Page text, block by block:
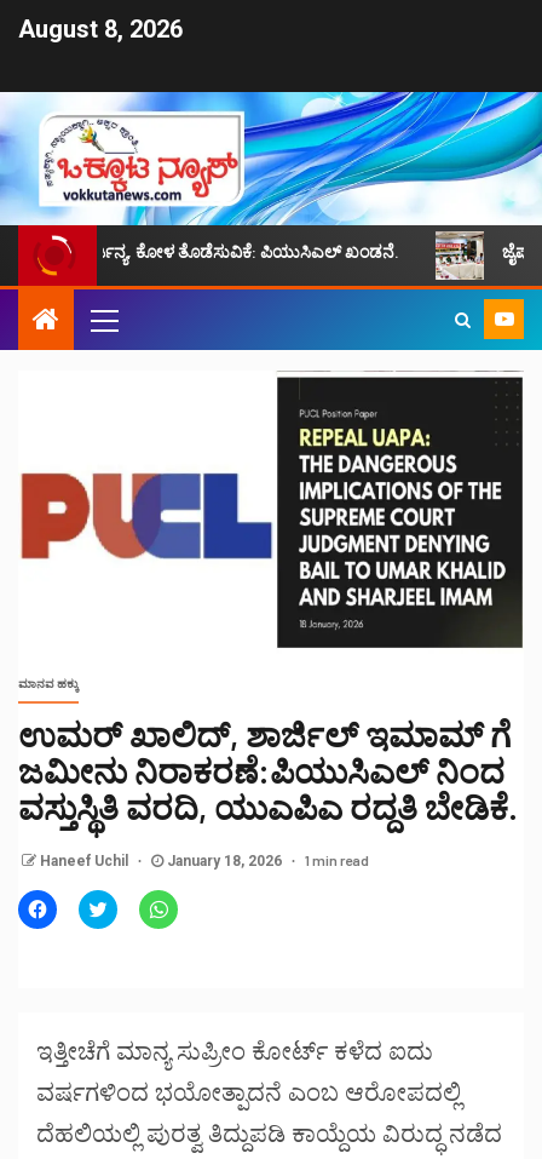
August 8, 2026
ಕೋಳ ತೊಡೆಸುವಿಕೆ: ಪಿಯುಸಿಎಲ್ ಖಂಡನೆ. ಜೈಪುರ ಮುಸ್ಲಿಮ್
ಮಾನವ ಹಕ್ಕು
ಉಮರ್ ಖಾಲಿದ್, ಶಾರ್ಜಿಲ್ ಇಮಾಮ್ ಗೆ
ಜಮೀನು ನಿರಾಕರಣೆ:ಪಿಯುಸಿಎಲ್ ನಿಂದ
ವಸ್ತುಸ್ಥಿತಿ ವರದಿ, ಯುಎಪಿಎ ರದ್ದತಿ ಬೇಡಿಕೆ.
Haneef Uchil January 18, 2026 1 min read
Click
to
Click
to
Click
to
ಇತ್ತೀಚೆಗೆ ಮಾನ್ಯ ಸುಪ್ರೀಂ ಕೋರ್ಟ್ ಕಳೆದ ಐದು
ವರ್ಷಗಳಿಂದ ಭಯೋತ್ಪಾದನೆ ಎಂಬ ಆರೋಪದಲ್ಲಿ
ದೆಹಲಿಯಲ್ಲಿ ಪುರತ್ವ ತಿದ್ದುಪಡಿ ಕಾಯ್ದೆಯ ವಿರುದ್ಧ ನಡೆದ